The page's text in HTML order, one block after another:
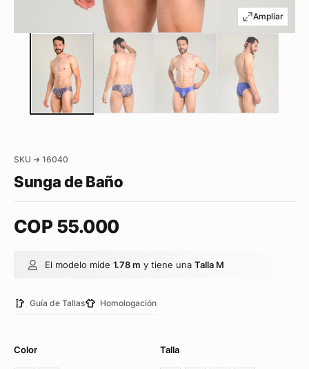
SKU ➜ 16040
Sunga de Baño
COP55.000
El modelo mide 1.78 m y tiene una Talla M
Guía de Tallas Homologación
Color Talla